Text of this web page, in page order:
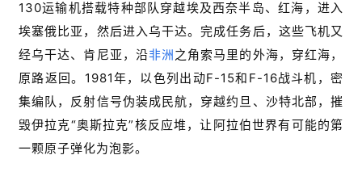
130运输机搭载特种部队穿越埃及西奈半岛、红海，进入
埃塞俄比亚，然后进入乌干达。完成任务后，这些飞机又
经乌干达、肯尼亚，沿非洲之角索马里的外海，穿红海，
原路返回。1981年，以色列出动F-15和F-16战斗机，密
集编队，反射信号伪装成民航，穿越约旦、沙特北部，摧
毁伊拉克“奥斯拉克”核反应堆，让阿拉伯世界有可能的第
一颗原子弹化为泡影。